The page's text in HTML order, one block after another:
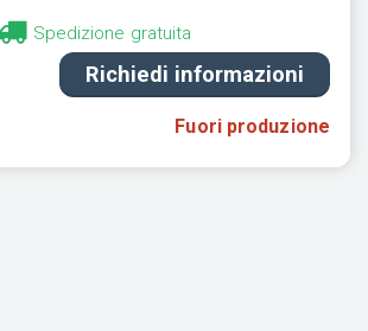
Spedizione gratuita
Richiedi informazioni
Fuori produzione